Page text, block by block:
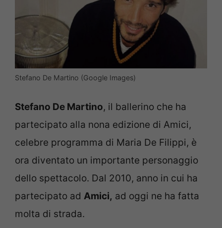
Stefano De Martino (Google Images)
Stefano De Martino, il ballerino che ha
partecipato alla nona edizione di Amici,
celebre programma di Maria De Filippi, è
ora diventato un importante personaggio
dello spettacolo. Dal 2010, anno in cui ha
partecipato ad Amici, ad oggi ne ha fatta
molta di strada.